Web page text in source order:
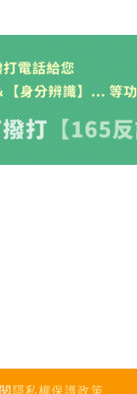
隱私權保護政策